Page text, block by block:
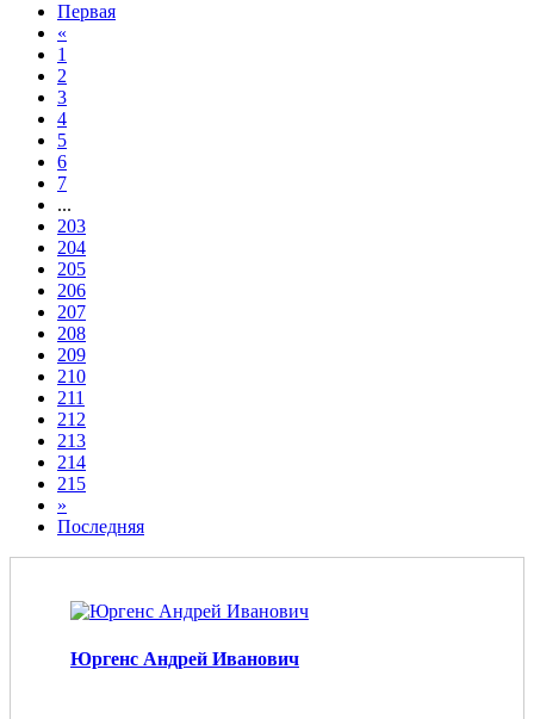
Первая
«
1
2
3
4
5
6
7
...
203
204
205
206
207
208
209
210
211
212
213
214
215
»
Последняя
Юргенс Андрей Иванович